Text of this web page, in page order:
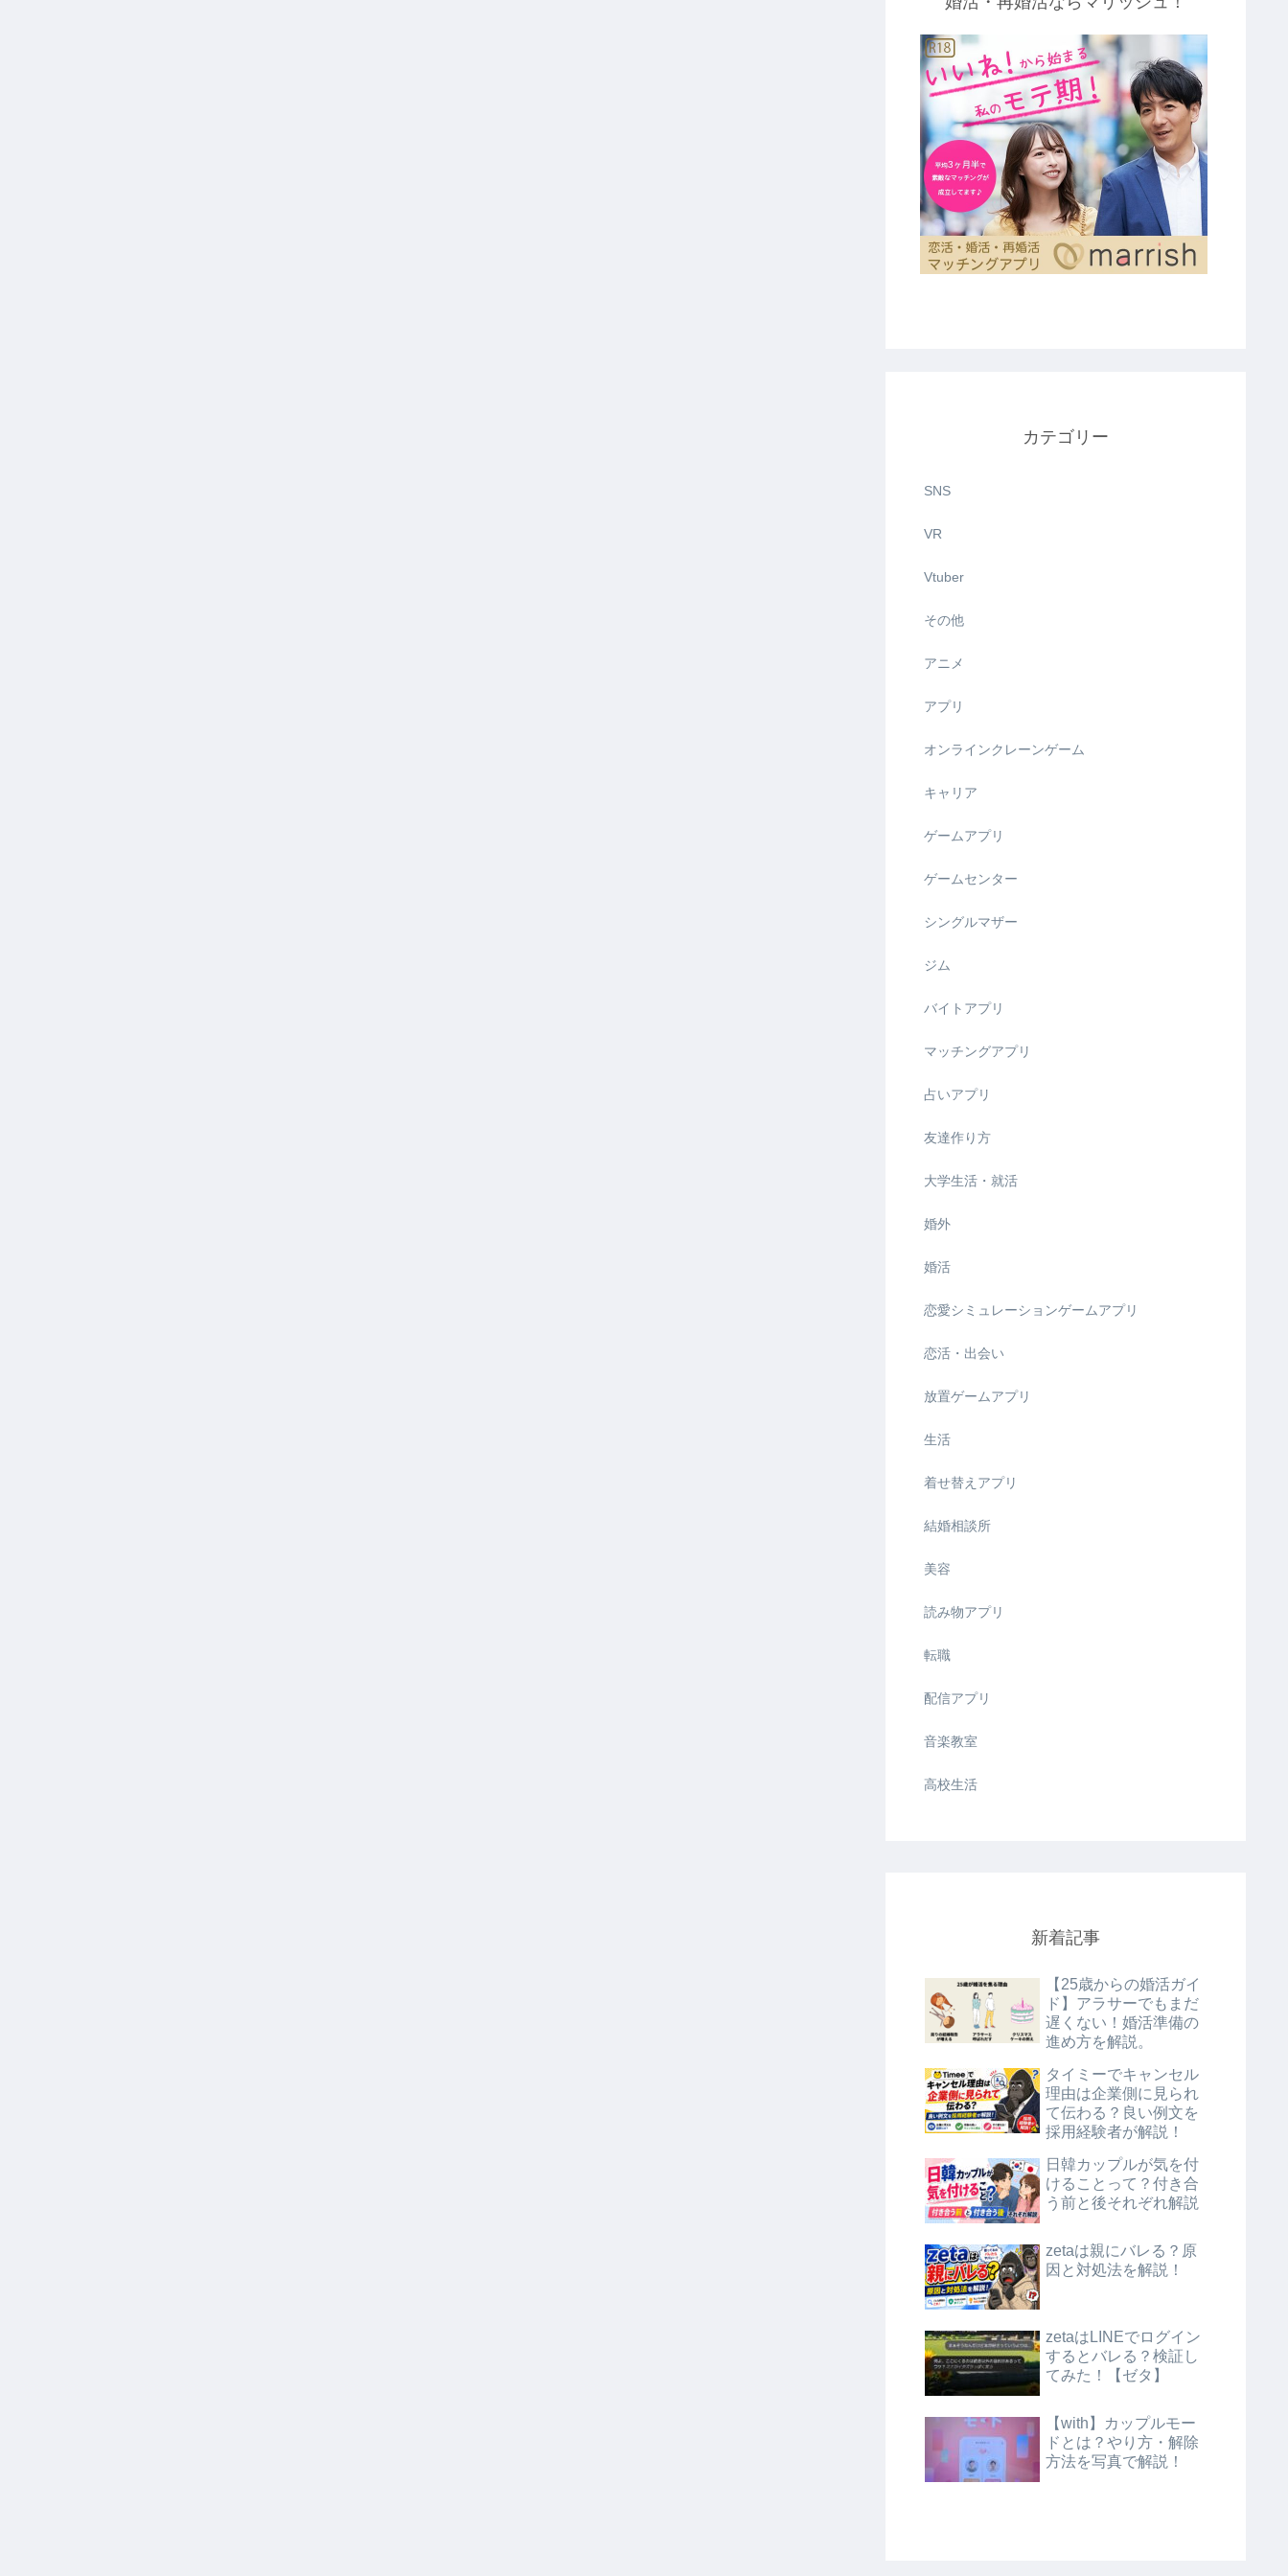
カテゴリー
SNS
VR
Vtuber
その他
アニメ
アプリ
オンラインクレーンゲーム
キャリア
ゲームアプリ
ゲームセンター
シングルマザー
ジム
バイトアプリ
マッチングアプリ
占いアプリ
友達作り方
大学生活・就活
婚外
婚活
恋愛シミュレーションゲームアプリ
恋活・出会い
放置ゲームアプリ
生活
着せ替えアプリ
結婚相談所
美容
読み物アプリ
転職
配信アプリ
音楽教室
高校生活
新着記事
【25歳からの婚活ガイ
ド】アラサーでもまだ
遅くない！婚活準備の
進め方を解説。
タイミーでキャンセル
理由は企業側に見られ
て伝わる？良い例文を
採用経験者が解説！
日韓カップルが気を付
けることって？付き合
う前と後それぞれ解説
zetaは親にバレる？原
因と対処法を解説！
zetaはLINEでログイン
するとバレる？検証し
てみた！【ゼタ】
【with】カップルモー
ドとは？やり方・解除
方法を写真で解説！